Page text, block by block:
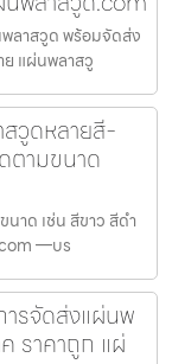
ลาสวูด พร้อมจัดส่ง
แผ่นพลาสวู
สวูดหลายสี-
ตามขนาด
าด เช่น สีขาว สีดำ
—บร
รจัดส่งแผ่นพ
ราคาถูก แผ่